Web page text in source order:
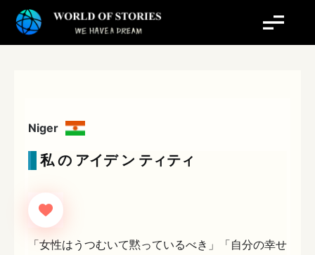
Niger
私 の アイデ ン ティティ
「女性はうつむいて黙っているべき」「自分の幸せ